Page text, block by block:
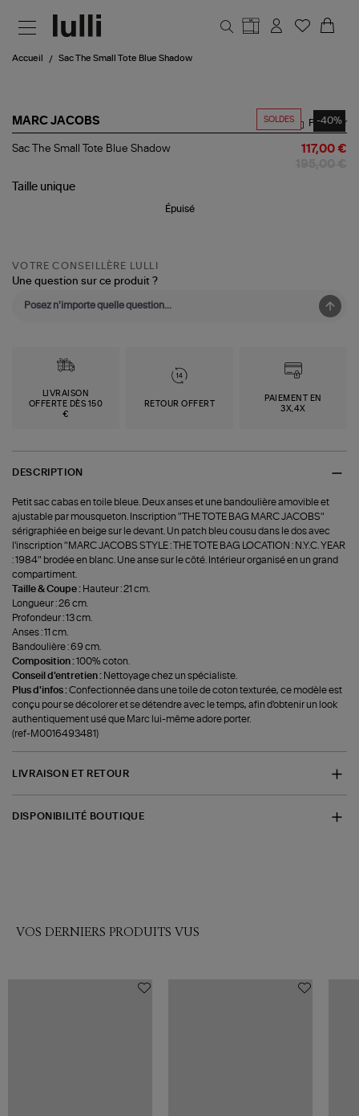
Accueil Sac The Small Tote Blue Shadow
SOLDES -40%
MARC JACOBS
Sac
Tote
Partager
Sac The Small Tote Blue Shadow 117,00 €
Taille unique
Épuisé
VOTRE CONSEILLÈRE LULLI
Une question sur ce produit ?
LIVRAISON
OFFERTE DÈS 150
€
RETOUR OFFERT
PAIEMENT EN
3X,4X
DESCRIPTION
Petit sac cabas en toile bleue. Deux anses et une bandoulière amovible et
ajustable par mousqueton. Inscription "THE TOTE BAG MARC JACOBS"
sérigraphiée en beige sur le devant. Un patch bleu cousu dans le dos avec
l'inscription "MARC JACOBS STYLE : THE TOTE BAG LOCATION : N.Y.C. YEAR
: 1984" brodée en blanc. Une anse sur le côté. Intérieur organisé en un grand
compartiment.
Taille & Coupe : Hauteur : 21 cm.
Longueur : 26 cm.
Profondeur : 13 cm.
Anses : 11 cm.
Bandoulière : 69 cm.
Composition :100% coton.
Conseil d'entretien : Nettoyage chez un spécialiste.
Plus d'infos :Confectionnée dans une toile de coton texturée, ce modèle est
conçu pour se décolorer et se détendre avec le temps, afin d'obtenir un look
authentiquement usé que Marc lui-même adore porter.
(ref-M0016493481)
LIVRAISON ET RETOUR
DISPONIBILITÉ BOUTIQUE
VOS DERNIERS PRODUITS VUS